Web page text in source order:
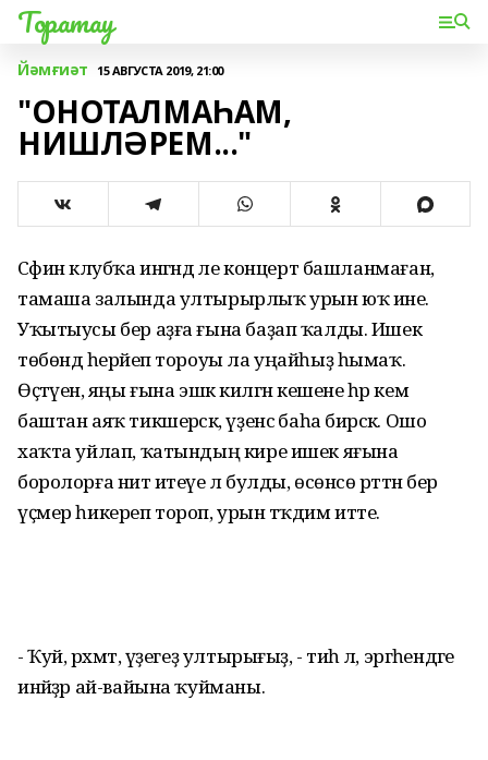
Торатау
Йәмғиәт 15 АВГУСТА 2019, 21:00
"ОНОТАЛМАҺАМ,
НИШЛӘРЕМ..."
Сәфинә клубҡа ингәндә әле концерт башланмаған, ә
тамаша залында ултырырлыҡ урын юҡ ине.
Уҡытыусы бер аҙға ғына баҙап ҡалды. Ишек
төбөндә һерәйеп тороуы ла уңайһыҙ һымаҡ.
Өҫтәүенә, яңы ғына эшкә килгән кешене һәр кем
баштан аяҡ тикшерәсәк, үҙенсә баһа бирәсәк. Ошо
хаҡта уйлап, ҡатындың кире ишек яғына
боролорға ниәт итеүе лә булды, өсөнсө рәттән бер
үҫмер һикереп тороп, урын тәҡдим итте.
- Ҡуй, рәхмәт, үҙегеҙ ултырығыҙ, - тиһә лә, эргәһендәге
инәйҙәр ай-вайына ҡуйманы.